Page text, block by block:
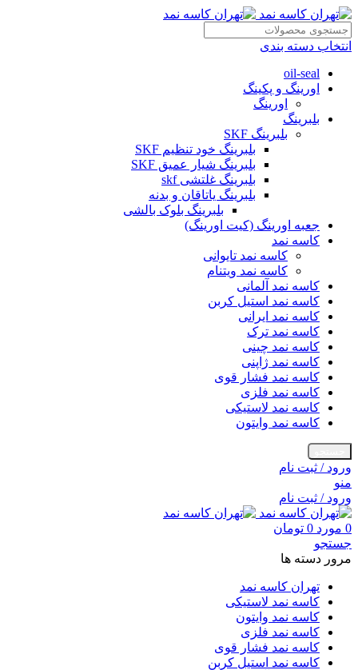
انتخاب دسته بندی
oil-seal
اورینگ و پکینگ
اورینگ
بلبرینگ
بلبرینگ SKF
بلبرینگ خود تنظیم SKF
بلبرینگ شیار عمیق SKF
بلبرینگ غلتشی skf
بلبرینگ یاتاقان و بدنه
بلبرینگ بلوک بالشی
جعبه اورینگ (کیت اورینگ)
کاسه نمد
کاسه نمد تایوانی
کاسه نمد ویتنام
کاسه نمد آلمانی
کاسه نمد استیل کربن
کاسه نمد ایرانی
کاسه نمد ترک
کاسه نمد چینی
کاسه نمد ژاپنی
کاسه نمد فشار قوی
کاسه نمد فلزی
کاسه نمد لاستیکی
کاسه نمد وایتون
ورود / ثبت نام
منو
ورود / ثبت نام
0 مورد 0 تومان
جستجو
مرور دسته ها
تهران کاسه نمد
کاسه نمد لاستیکی
کاسه نمد وایتون
کاسه نمد فلزی
کاسه نمد فشار قوی
کاسه نمد استیل کربن